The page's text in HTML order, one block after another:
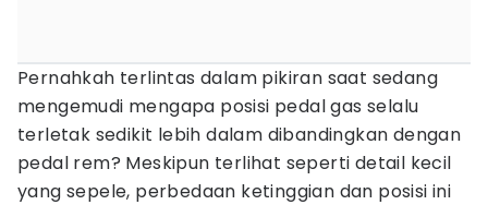
Pernahkah terlintas dalam pikiran saat sedang
mengemudi mengapa posisi pedal gas selalu
terletak sedikit lebih dalam dibandingkan dengan
pedal rem? Meskipun terlihat seperti detail kecil
yang sepele, perbedaan ketinggian dan posisi ini